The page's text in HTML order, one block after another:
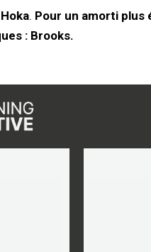
. Pour un amorti plus
: Brooks.